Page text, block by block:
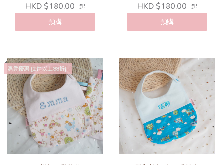
HKD $180.00 起
預購
HKD $180.00 起
預購
清貨優惠 [2件以上88折]